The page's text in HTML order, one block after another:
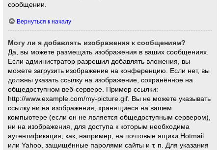
сообщении.
Вернуться к началу
Могу ли я добавлять изображения к сообщениям?
Да, вы можете размещать изображения в ваших сообщениях.
Если администратор разрешил добавлять вложения, вы
можете загрузить изображение на конференцию. Если нет, вы
должны указать ссылку на изображение, сохранённое на
общедоступном веб-сервере. Пример ссылки:
http://www.example.com/my-picture.gif. Вы не можете указывать
ссылку ни на изображения, хранящиеся на вашем
компьютере (если он не является общедоступным сервером),
ни на изображения, для доступа к которым необходима
аутентификация, как, например, на почтовые ящики Hotmail
или Yahoo, защищённые паролями сайты и т. п. Для указания